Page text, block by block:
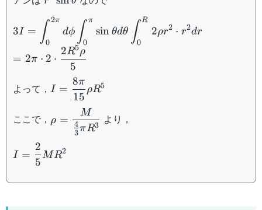
d\theta\int_0^{R}2\rho r^2\cdot r^2 dr\\
2\cdot \dfrac{2R^5\rho}{5}
3I = ∫0
2π
dϕ ∫0
π
sin θdθ ∫0
R
2ρr2 ⋅ r2dr
= 2π ⋅ 2 ⋅
5
2R5ρ
よって，I=\dfrac{8\pi}
{15}\rho R^5
I =
15
8π
ρR5
ここで，
\rho=\dfrac{M}
{\frac{4}{3}\pi
ρ =
3
4πR3
M
より，
I=\dfrac{2}
{5}MR^2
I =
5
2
M R2